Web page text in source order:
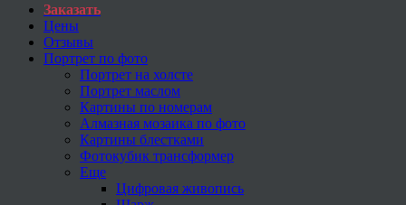
Заказать
Цены
Отзывы
Портрет по фото
Портрет на холсте
Портрет маслом
Картины по номерам
Алмазная мозаика по фото
Картины блестками
Фотокубик трансформер
Еще
Цифровая живопись